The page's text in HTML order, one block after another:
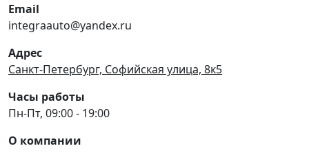
Email
integraauto@yandex.ru
Адрес
Санкт-Петербург, Софийская улица, 8к5
Часы работы
Пн-Пт, 09:00 - 19:00
О компании